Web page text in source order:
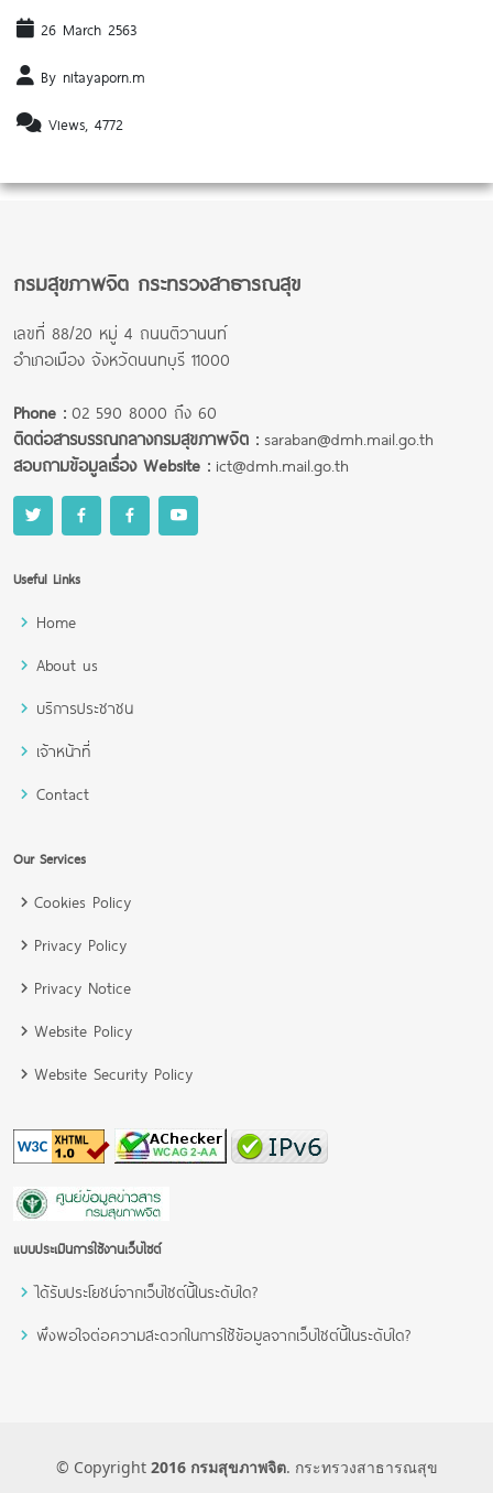
26 March 2563
By nitayaporn.m
Views, 4772
กรมสุขภาพจิต กระทรวงสาธารณสุข
เลขที่ 88/20 หมู่ 4 ถนนติวานนท์
อำเภอเมือง จังหวัดนนทบุรี 11000
Phone :02 590 8000 ถึง 60
ติดต่อสารบรรณกลางกรมสุขภาพจิต :saraban@dmh.mail.go.th
สอบถามข้อมูลเรื่อง Website :ict@dmh.mail.go.th
Useful Links
Home
About us
บริการประชาชน
เจ้าหน้าที่
Contact
Our Services
Cookies Policy
Privacy Policy
Privacy Notice
Website Policy
Website Security Policy
แบบประเมินการใช้งานเว็บไซต์
ได้รับประโยชน์จากเว็บไซต์นี้ในระดับใด?
พึงพอใจต่อความสะดวกในการใช้ข้อมูลจากเว็บไซต์นี้ในระดับใด?
© Copyright 2016 กรมสุขภาพจิต. กระทรวงสาธารณสุข